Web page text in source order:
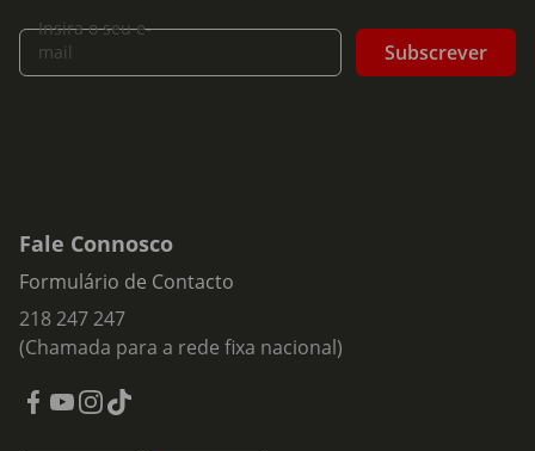
Insira o seu e-
mail
Subscrever
Fale Connosco
Formulário de Contacto
218 247 247
(Chamada para a rede fixa nacional)